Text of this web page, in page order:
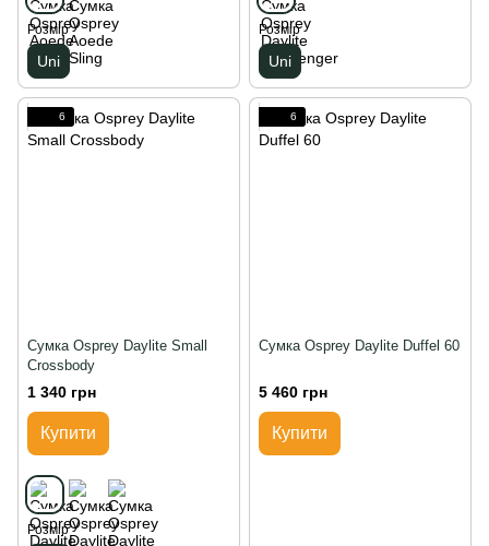
Розмір
Uni
Розмір
Uni
6
Сумка Osprey Daylite Small
Crossbody
1 340 грн
Купити
Розмір
6
Сумка Osprey Daylite Duffel 60
5 460 грн
Купити